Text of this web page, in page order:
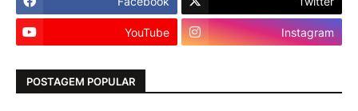
YouTube Instagram
POSTAGEM POPULAR